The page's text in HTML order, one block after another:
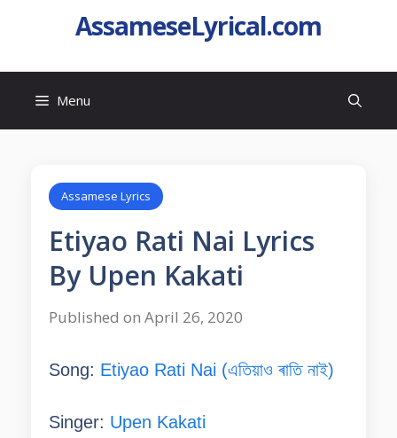
AssameseLyrical.com
Menu
Assamese Lyrics
Etiyao Rati Nai Lyrics
By Upen Kakati
Published on April 26, 2020
Song: Etiyao Rati Nai (এতিয়াও ৰাতি নাই)
Singer: Upen Kakati